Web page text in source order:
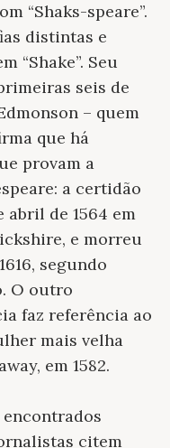
“Shaks-speare”.
distintas e
“Shake”. Seu
seis de
– quem
que há
provam a
a certidão
abril de 1564 em
e morreu
segundo
O outro
faz referência ao
mais velha
em 1582.
citem